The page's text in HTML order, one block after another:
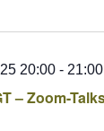
– Zoom-
20:00 - 21:00